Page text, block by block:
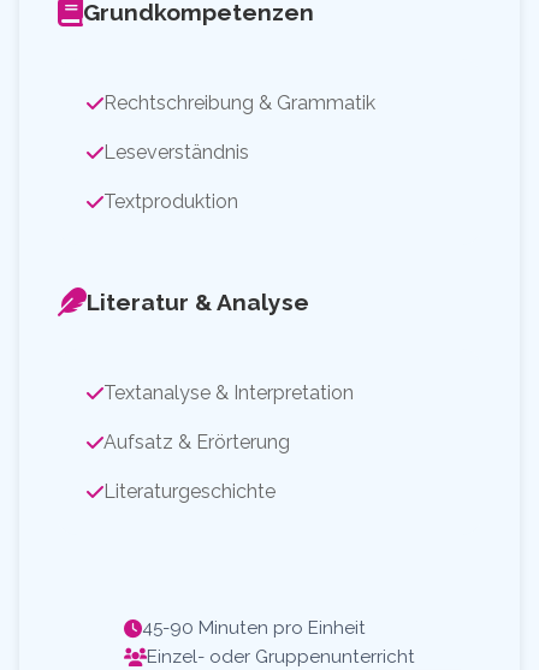
Grundkompetenzen
Rechtschreibung & Grammatik
Leseverständnis
Textproduktion
Literatur & Analyse
Textanalyse & Interpretation
Aufsatz & Erörterung
Literaturgeschichte
45-90 Minuten pro Einheit
Einzel- oder Gruppenunterricht